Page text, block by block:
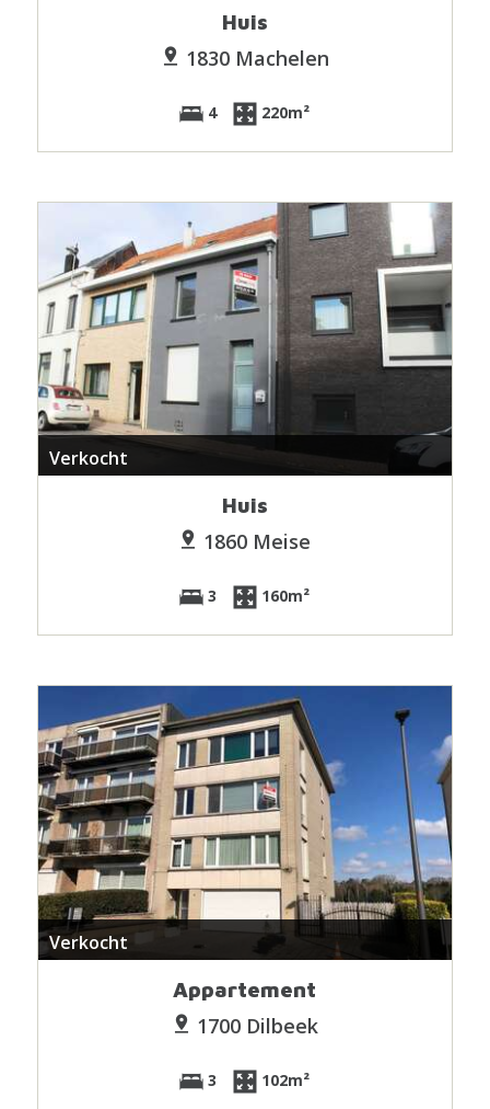
Huis
1830 Machelen
4 220m²
Verkocht
Huis
1860 Meise
3 160m²
Verkocht
Appartement
1700 Dilbeek
3 102m²